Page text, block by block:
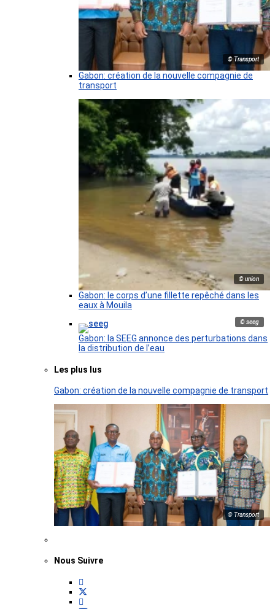
© Transport
Gabon: création de la nouvelle compagnie de
transport
© union
Gabon: le corps d’une fillette repêché dans les
eaux à Mouila
© seeg
Gabon: la SEEG annonce des perturbations dans
la distribution de l’eau
Les plus lus
Gabon: création de la nouvelle compagnie de transport
© Transport
Nous Suivre